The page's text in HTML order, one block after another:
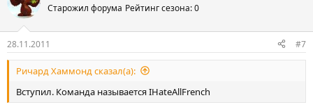
Старожил форума Рейтинг сезона: 0
28.11.2011 #7
Ричард Хаммонд сказал(а):
Вступил. Команда называется IHateAllFrench